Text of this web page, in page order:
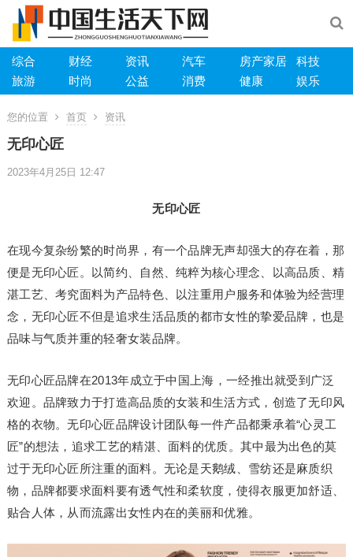
综合 财经 资讯 汽车 房产家居
科技
旅游
时尚 公益 消费 健康 娱乐
您的位置 首页 资讯
无印心匠
2023年4月25日 12:47
无印心匠
在现今复杂纷繁的时尚界，有一个品牌无声却强大的存在着，那
便是无印心匠。以简约、自然、纯粹为核心理念、以高品质、精
湛工艺、考究面料为产品特色、以注重用户服务和体验为经营理
念，无印心匠不但是追求生活品质的都市女性的挚爱品牌，也是
品味与气质并重的轻奢女装品牌。
无印心匠品牌在2013年成立于中国上海，一经推出就受到广泛
欢迎。品牌致力于打造高品质的女装和生活方式，创造了无印风
格的衣物。无印心匠品牌设计团队每一件产品都秉承着“心灵工
匠”的想法，追求工艺的精湛、面料的优质。其中最为出色的莫
过于无印心匠所注重的面料。无论是天鹅绒、雪纺还是麻质织
物，品牌都要求面料要有透气性和柔软度，使得衣服更加舒适、
贴合人体，从而流露出女性内在的美丽和优雅。